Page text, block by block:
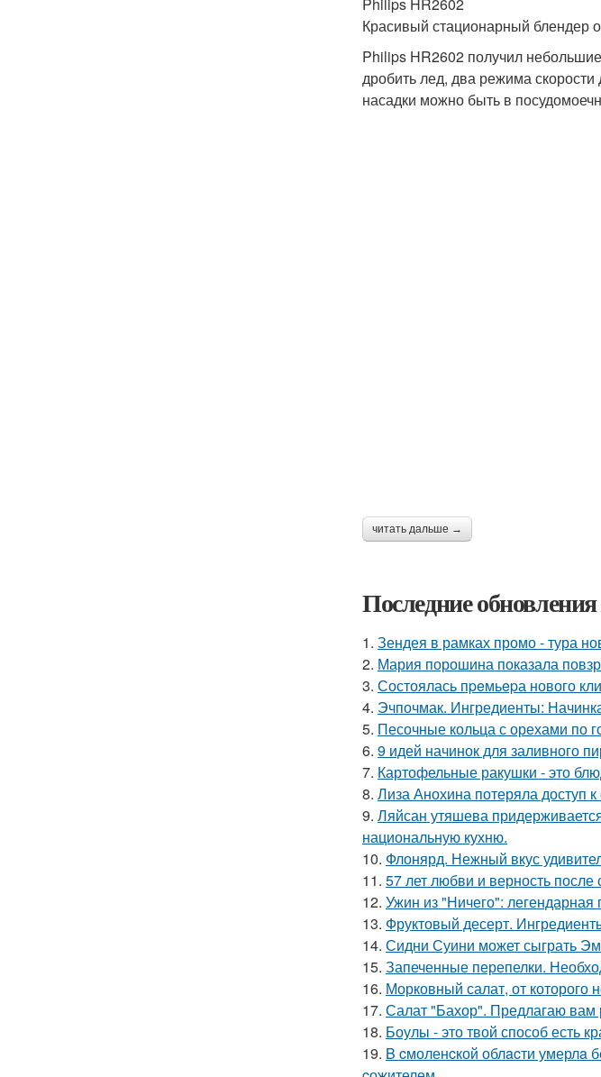
Красивый стационарный блендер
Philips HR2602 получил
дробить лед, два режима
насадки можно быть в
читать дальше →
Последние обновления
1. Зендея в рамках промо - тура
2. Мария порошина показала
3. Состоялась пpeмьepа нового
4. Эчпочмак. Ингредиенты:
5. Песочные кольца с орехами по
6. 9 идей начинок для заливного
7. Картофельные ракушки - это
8. Лиза Анохина потеряла доступ
9. Ляйсан утяшева
национальную кухню.
10. Флонярд. Нежный вкус
11. 57 лет любви и верность после
12. Ужин из "Ничего": легендарная
13. Фруктовый десерт.
14. Сидни Суини может сыграть
15. Запеченные перепелки.
16. Морковный салат, от которого
17. Салат "Бахор". Предлагаю вам
18. Боулы - это твой способ есть
19. B cмоленcкой облacти